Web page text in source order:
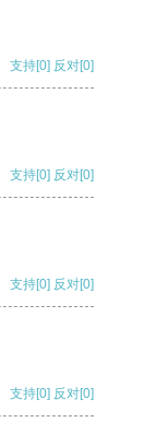
支持[0] 反对[0]
支持[0] 反对[0]
支持[0] 反对[0]
支持[0] 反对[0]